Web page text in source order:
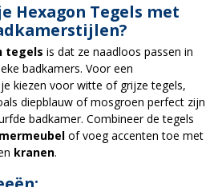
Hexagon Tegels met
tegels is dat ze naadloos passen in
badkamers. Voor een
kiezen voor witte of grijze tegels,
diepblauw of mosgroen perfect zijn
badkamer. Combineer de tegels
of voeg accenten toe met
kranen.